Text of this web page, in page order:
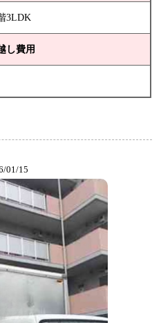
3LDK
し費用
01/15